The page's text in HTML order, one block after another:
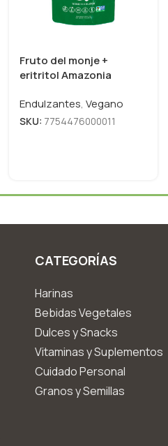
Fruto del monje +
eritritol Amazonia
Endulzantes, Vegano
SKU: 7754476000011
CATEGORÍAS
Harinas
Bebidas Vegetales
Dulces y Snacks
Vitaminas y Suplementos
Cuidado Personal
Granos y Semillas